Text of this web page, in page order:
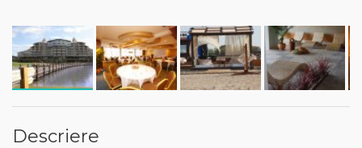
Descriere